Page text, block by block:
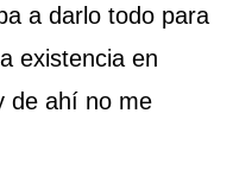
a darlo todo para
existencia en
de ahí no me